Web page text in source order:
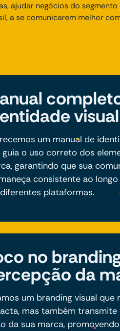
ajudar negócios do segmento
a se comunicarem melhor
visual
um manual de
guia o uso correto dos
garantindo que sua
consistente ao
plataformas.
no
da
um branding visual que
mas também transmite
da sua marca,